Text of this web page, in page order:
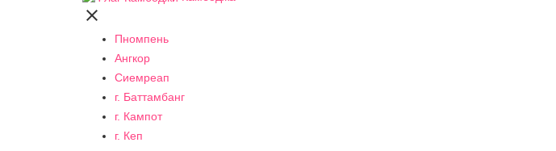

Пномпень
Ангкор
Сиемреап
г. Баттамбанг
г. Кампот
г. Кеп